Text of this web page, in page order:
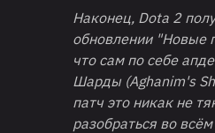
Наконец, Dota 2
обновлении "Новые
что сам по себе
Шарды (Aghanim's
патч это никак не
разобраться во